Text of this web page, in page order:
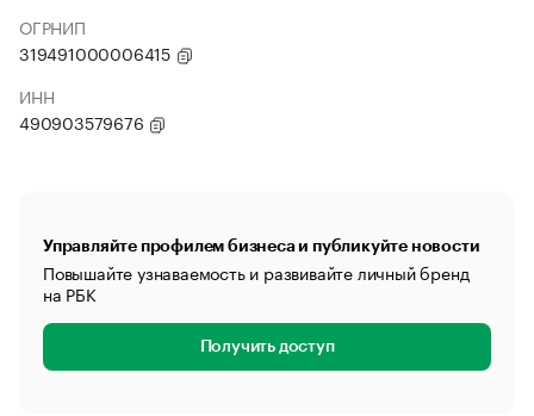
ОГРНИП
319491000006415
ИНН
490903579676
Управляйте профилем бизнеса и публикуйте новости
Повышайте узнаваемость и развивайте личный бренд
на РБК
Получить доступ